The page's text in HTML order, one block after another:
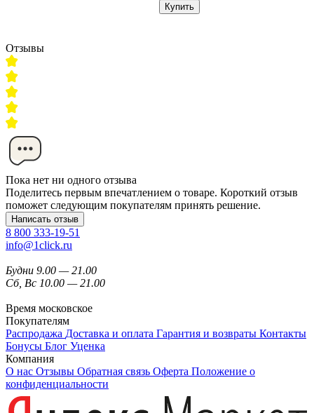
Купить
Отзывы
Пока нет ни одного отзыва
Поделитесь первым впечатлением о товаре. Короткий отзыв
поможет следующим покупателям принять решение.
Написать отзыв
8 800 333-19-51
info@1click.ru
Будни 9.00 — 21.00
Сб, Вс 10.00 — 21.00
Время московское
Покупателям
Распродажа Доставка и оплата Гарантия и возвраты Контакты
Бонусы Блог Уценка
Компания
О нас Отзывы Обратная связь Оферта Положение о
конфиденциальности